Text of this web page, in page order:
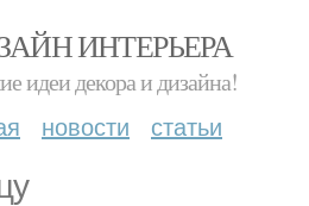
ИНТЕРЬЕРА
идеи декора и дизайна!
новости статьи